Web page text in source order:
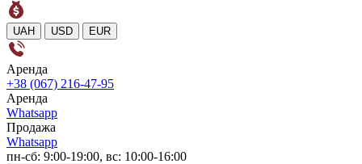
UAH USD EUR
Аренда
+38 (067) 216-47-95
Аренда
Whatsapp
Продажа
Whatsapp
пн-сб: 9:00-19:00, вс: 10:00-16:00